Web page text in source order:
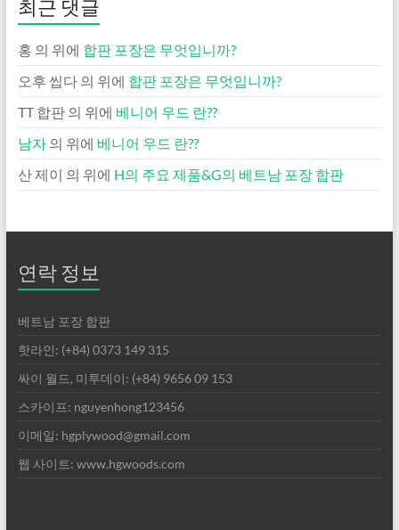
최근 댓글
홍 의 위에 합판 포장은 무엇입니까?
오후 씹다의 위에 합판 포장은 무엇입니까?
TT 합판의 위에 베니어 우드 란??
남자의 위에 베니어 우드 란??
산 제이 의 위에 H의 주요 제품&G의 베트남 포장 합판
연락 정보
베트남 포장 합판
핫라인: (+84) 0373 149 315
싸이 월드, 미투데이: (+84) 9656 09 153
스카이프: nguyenhong123456
이메일: hgplywood@gmail.com
웹 사이트: www.hgwoods.com